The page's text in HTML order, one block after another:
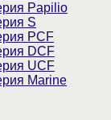
Papilio
S
PCF
DCF
UCF
Marine